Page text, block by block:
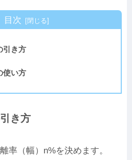
目次
引き方
使い方
き方
率（幅）n%を決めます。